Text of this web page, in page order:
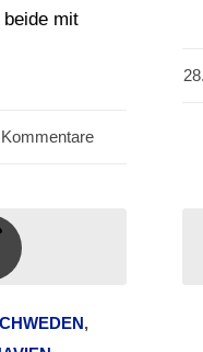
mit
,